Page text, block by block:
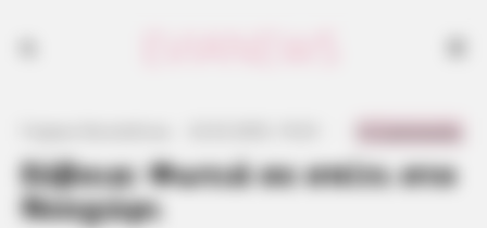
Εύβοια: Φωτιά σε σπίτι στο
Νεοχώρι